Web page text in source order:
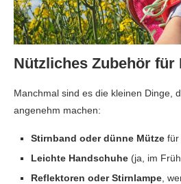
Nützliches Zubehör
Manchmal sind es die kleinen Dinge,
angenehm machen:
Stirnband oder dünne Mütze für
Leichte Handschuhe (ja, im
Reflektoren oder Stirnlampe ,